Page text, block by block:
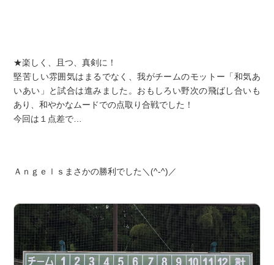
★楽しく、且つ、真剣に！
堅苦しい雰囲気はまるでなく、我がチームのモットー「和気あ
いあい」と試合は進みました。おもしろい野次の飛ばし合いも
あり、和やかなムードでの点取り合戦でした！
今回は１点差で…
Ａｎｇｅｌｓまさかの勝利でした＼(^-^)／